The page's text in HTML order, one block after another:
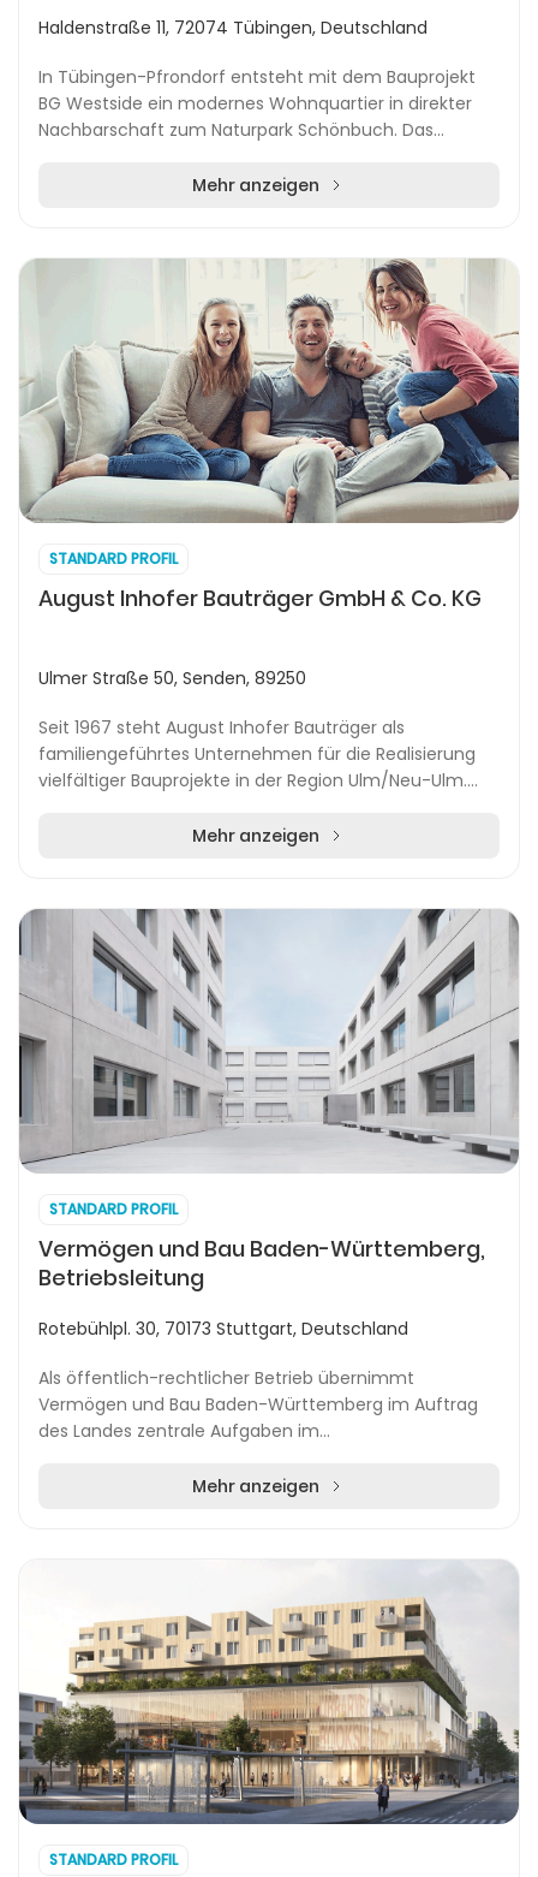
Haldenstraße 11, 72074 Tübingen, Deutschland
In Tübingen-Pfrondorf entsteht mit dem Bauprojekt
BG Westside ein modernes Wohnquartier in direkter
Nachbarschaft zum Naturpark Schönbuch. Das
Mehr anzeigen
STANDARD PROFIL
August Inhofer Bauträger GmbH & Co. KG
Ulmer Straße 50, Senden, 89250
Seit 1967 steht August Inhofer Bauträger als
familiengeführtes Unternehmen für die Realisierung
vielfältiger Bauprojekte in der Region Ulm/Neu-Ulm.
Mehr anzeigen
STANDARD PROFIL
Vermögen und Bau Baden-Württemberg,
Betriebsleitung
Rotebühlpl. 30, 70173 Stuttgart, Deutschland
Als öffentlich-rechtlicher Betrieb übernimmt
Vermögen und Bau Baden-Württemberg im Auftrag
des Landes zentrale Aufgaben im
Stuttgart fungiert das Un...
Mehr anzeigen
STANDARD PROFIL